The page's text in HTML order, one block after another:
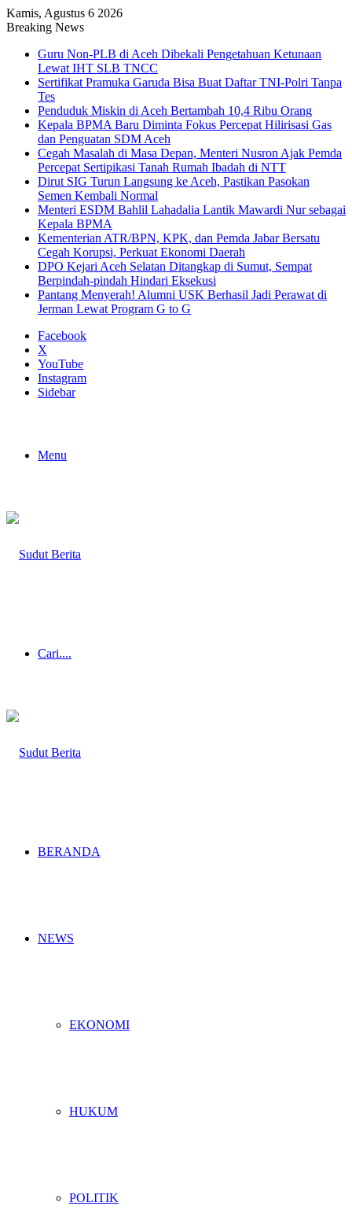
Kamis, Agustus 6 2026
Breaking News
Guru Non-PLB di Aceh Dibekali Pengetahuan Ketunaan
Lewat IHT SLB TNCC
Sertifikat Pramuka Garuda Bisa Buat Daftar TNI-Polri Tanpa
Tes
Penduduk Miskin di Aceh Bertambah 10,4 Ribu Orang
Kepala BPMA Baru Diminta Fokus Percepat Hilirisasi Gas
dan Penguatan SDM Aceh
Cegah Masalah di Masa Depan, Menteri Nusron Ajak Pemda
Percepat Sertipikasi Tanah Rumah Ibadah di NTT
Dirut SIG Turun Langsung ke Aceh, Pastikan Pasokan
Semen Kembali Normal
Menteri ESDM Bahlil Lahadalia Lantik Mawardi Nur sebagai
Kepala BPMA
Kementerian ATR/BPN, KPK, dan Pemda Jabar Bersatu
Cegah Korupsi, Perkuat Ekonomi Daerah
DPO Kejari Aceh Selatan Ditangkap di Sumut, Sempat
Berpindah-pindah Hindari Eksekusi
Pantang Menyerah! Alumni USK Berhasil Jadi Perawat di
Jerman Lewat Program G to G
Facebook
X
YouTube
Instagram
Sidebar
Menu
Cari....
BERANDA
NEWS
EKONOMI
HUKUM
POLITIK